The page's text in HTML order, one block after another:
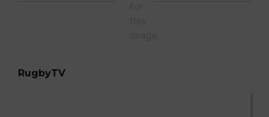
RugbyTV